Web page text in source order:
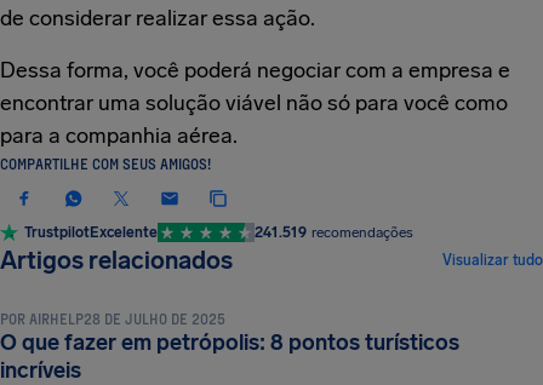
de considerar realizar essa ação.
Dessa forma, você poderá negociar com a empresa e
encontrar uma solução viável não só para você como
para a companhia aérea.
COMPARTILHE COM SEUS AMIGOS!
TrustpilotExcelente 241.519 recomendações
Artigos relacionados Visualizar tudo
DICAS E TRUQUES DE VIAGEM
POR AIRHELP28 DE JULHO DE 2025
O que fazer em petrópolis: 8 pontos turísticos
incríveis
DICAS E TRUQUES DE VIAGEM